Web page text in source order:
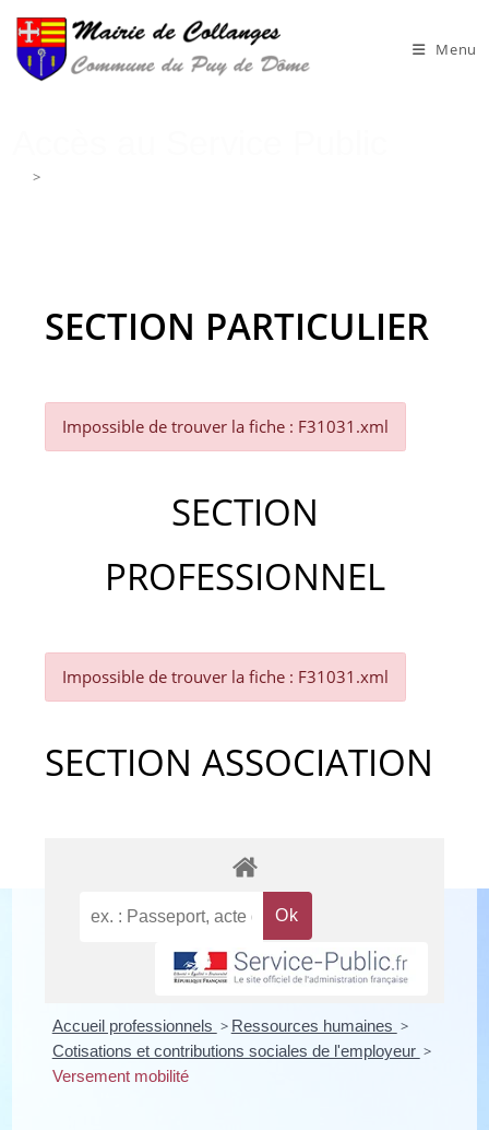
Skip
content
Menu
>
SECTION PARTICULIER
Impossible de trouver la fiche : F31031.xml
SECTION
PROFESSIONNEL
Impossible de trouver la fiche : F31031.xml
SECTION ASSOCIATION
Accueil professionnels > Ressources humaines >
Cotisations et contributions sociales de l'employeur >
Versement mobilité